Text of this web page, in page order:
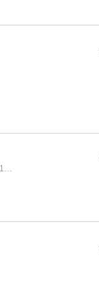
1张1.8米双人床1张1.2米单人床